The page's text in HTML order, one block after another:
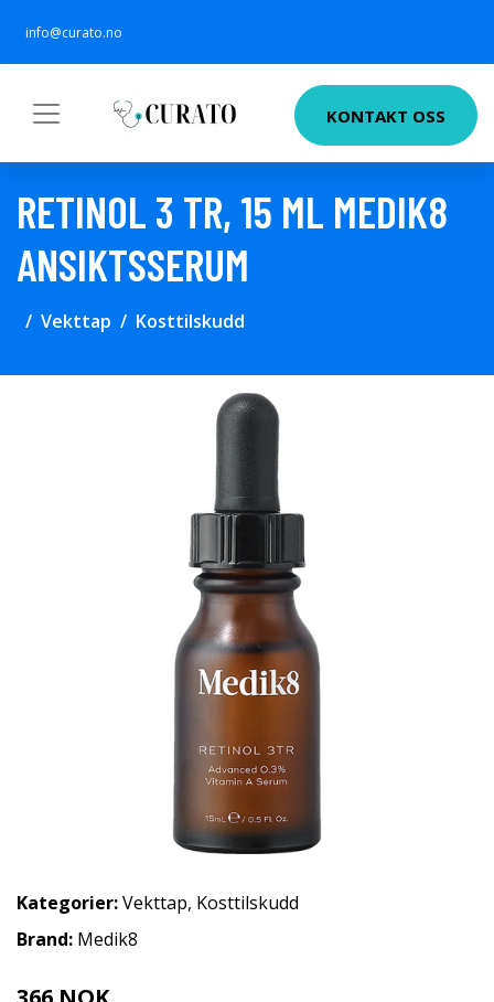
info@curato.no
KONTAKT OSS
RETINOL 3 TR, 15 ML MEDIK8
ANSIKTSSERUM
Vekttap Kosttilskudd
Kategorier:Vekttap, Kosttilskudd
Brand: Medik8